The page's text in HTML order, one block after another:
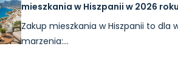
mieszkania w Hiszpanii w 2026 roku
Zakup mieszkania w Hiszpanii to dla
marzenia:…